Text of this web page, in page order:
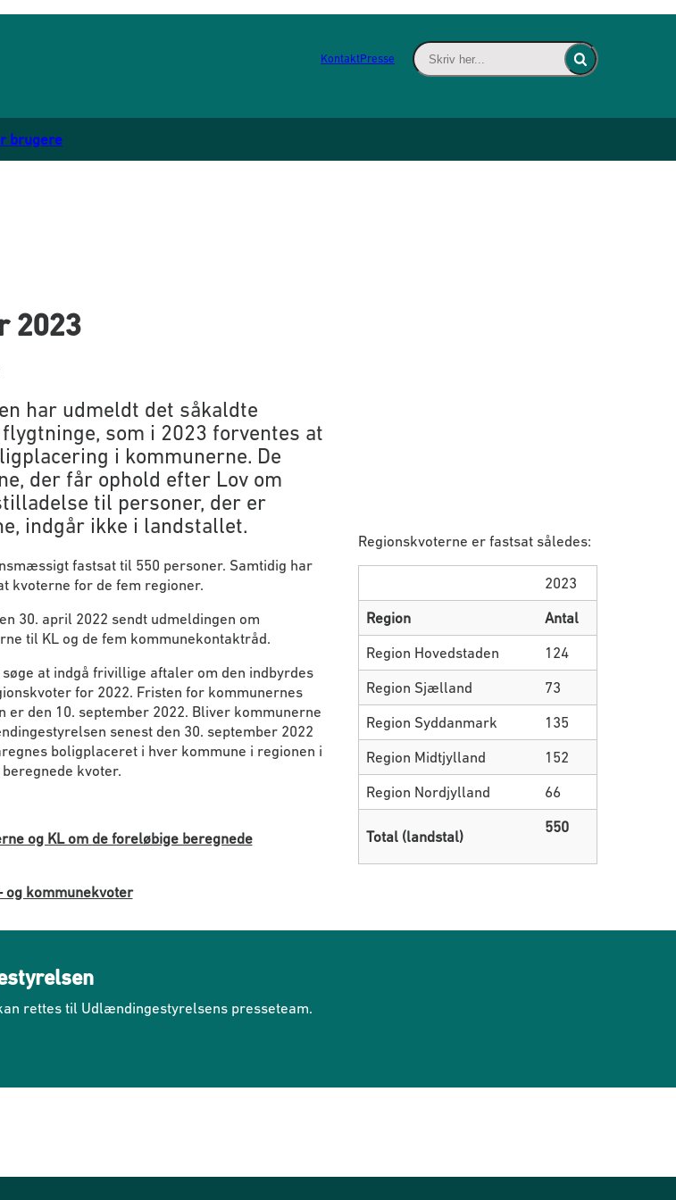
KontaktPresse
Skriv her... - Indsæt søgeord for at søge
Fold søgefelt ind
brugere
2023
har udmeldt det såkaldte
som i 2023 forventes at
i kommunerne. De
der får ophold efter Lov om
til personer, der er
indgår ikke i landstallet.
fastsat til 550 personer. Samtidig har
kvoterne for de fem regioner.
30. april 2022 sendt udmeldingen om
til KL og de fem kommunekontaktråd.
at indgå frivillige aftaler om den indbyrdes
for 2022. Fristen for kommunernes
er den 10. september 2022. Bliver kommunerne
senest den 30. september 2022
boligplaceret i hver kommune i regionen i
kvoter.
og KL om de foreløbige beregnede
kommunekvoter
Regionskvoterne er fastsat således:
2023
Region
Antal
Region Hovedstaden
124
Region Sjælland
73
Region Syddanmark
135
Region Midtjylland
152
Region Nordjylland
66
Total (landstal)
550
rettes til Udlændingestyrelsens presseteam.